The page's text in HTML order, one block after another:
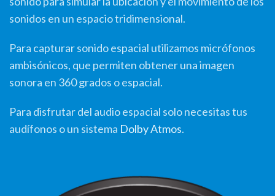
sonidos en un espacio tridimensional.
Para capturar sonido espacial utilizamos micrófonos
ambisónicos, que permiten obtener una imagen
sonora en 360 grados o espacial.
Para disfrutar del audio espacial solo necesitas tus
audífonos o un sistema Dolby Atmos.